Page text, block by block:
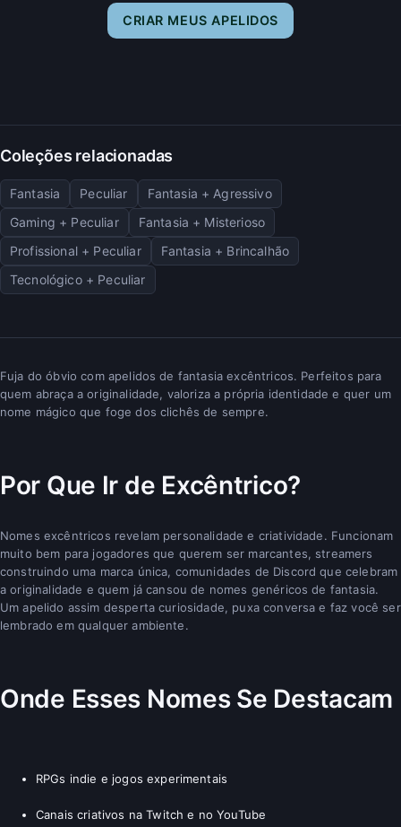
CRIAR MEUS APELIDOS
Coleções relacionadas
Fantasia Peculiar
Fantasia + Agressivo
Gaming + Peculiar
Fantasia + Misterioso
Profissional + Peculiar
Fantasia + Brincalhão
Tecnológico + Peculiar
Fuja do óbvio com apelidos de fantasia excêntricos. Perfeitos para
quem abraça a originalidade, valoriza a própria identidade e quer um
nome mágico que foge dos clichês de sempre.
Por Que Ir de Excêntrico?
Nomes excêntricos revelam personalidade e criatividade. Funcionam
muito bem para jogadores que querem ser marcantes, streamers
construindo uma marca única, comunidades de Discord que celebram
a originalidade e quem já cansou de nomes genéricos de fantasia.
Um apelido assim desperta curiosidade, puxa conversa e faz você ser
lembrado em qualquer ambiente.
Onde Esses Nomes Se Destacam
RPGs indie e jogos experimentais
Canais criativos na Twitch e no YouTube